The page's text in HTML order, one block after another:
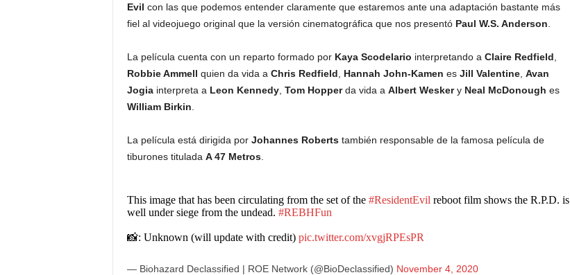
Evil con las que podemos entender claramente que estaremos ante una adaptación bastante más
fiel al videojuego original que la versión cinematográfica que nos presentó Paul W.S. Anderson
La película cuenta con un reparto formado por Kaya Scodelario interpretando a Claire Redfield
Robbie Ammell quien da vida a Chris Redfield Hannah John-Kamen es Jill Valentine, Avan
Jogiainterpreta a Leon Kennedy, Tom Hopperda vida a Albert Weskery Neal McDonough es
William Birkin
La película está dirigida por Johannes Robertstambién responsable de la famosa película de
tiburones titulada A 47 Metros.
This image that has been circulating from the set of the #ResidentEvil reboot film shows the R.P.D. is
well under siege from the undead. #REBHFun
📸: Unknown (will update with credit) pic.twitter.com/xvgjRPEsPR
— Biohazard Declassified | ROE Network (@BioDeclassified) November 4, 2020